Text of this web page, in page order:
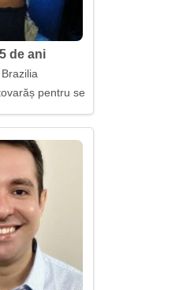
de ani
pentru seri lungi împreună